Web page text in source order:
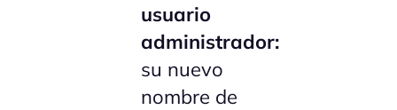
usuario
administrador:
su nuevo
nombre de